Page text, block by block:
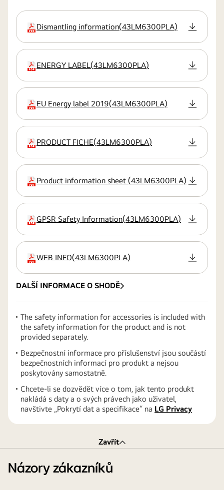
přípona:pdf
Dismantling information(43LM6300PLA)
přípona:pdf
ENERGY LABEL(43LM6300PLA)
přípona:pdf
EU Energy label 2019(43LM6300PLA)
přípona:pdf
PRODUCT FICHE(43LM6300PLA)
přípona:pdf
Product information sheet (43LM6300PLA)
přípona:pdf
GPSR Safety Information(43LM6300PLA)
přípona:pdf
WEB INFO(43LM6300PLA)
DALŠÍ INFORMACE O SHODĚ
The safety information for accessories is included with
the safety information for the product and is not
provided separately.
Bezpečnostní informace pro příslušenství jsou součástí
bezpečnostních informací pro produkt a nejsou
poskytovány samostatně.
Chcete-li se dozvědět více o tom, jak tento produkt
nakládá s daty a o svých právech jako uživatel,
navštivte „Pokrytí dat a specifikace“ na LG Privacy
Zavřít
Názory zákazníků